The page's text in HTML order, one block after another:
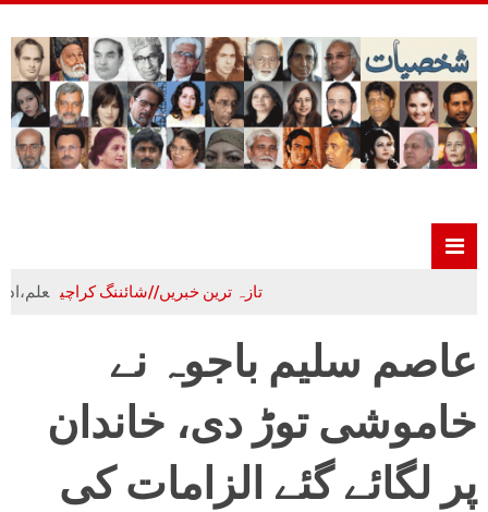
تازہ ترین خبریں//شائننگ کراچی علم،ادب و
عاصم سلیم باجوہ نے
خاموشی توڑ دی، خاندان
پر لگائے گئے الزامات کی